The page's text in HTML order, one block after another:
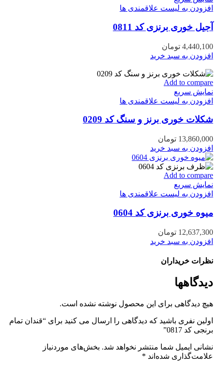
افزودن به لیست علاقمندی ها
آجیل خوری برنزی کد 0811
4,440,100 تومان
افزودن به سبد خرید
Add to compare
نمایش سریع
افزودن به لیست علاقمندی ها
شکلات خوری برنز و سنگ کد 0209
13,860,000 تومان
افزودن به سبد خرید
Add to compare
نمایش سریع
افزودن به لیست علاقمندی ها
میوه خوری برنزی کد 0604
12,637,300 تومان
افزودن به سبد خرید
نظرات خریداران
دیدگاهها
هیچ دیدگاهی برای این محصول نوشته نشده است.
اولین نفری باشید که دیدگاهی را ارسال می کنید برای “قندان تمام
برنجی کد 0817”
نشانی ایمیل شما منتشر نخواهد شد. بخش‌های موردنیاز
علامت‌گذاری شده‌اند *